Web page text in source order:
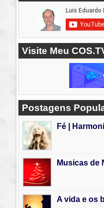
Visite Meu
Postagens
Fé |
Musicas de
A vida e os